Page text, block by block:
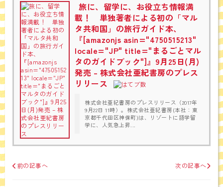
旅に、留学に、お役立ち情報満
載！ 単独著者による初の「マル
タ共和国」の旅行ガイド本、
『[amazonjs asin="4750515213"
locale="JP" title="まるごとマル
タのガイドブック"]』9月25日(月)
発売 – 株式会社亜紀書房のプレス
リリース
株式会社亜紀書房のプレスリリース（2017年
9月22日 11時）。株式会社亜紀書房(本社：東
京都千代田区神保町)は、リゾートに語学留
学に、人気急上昇...
前の記事へ 次の記事へ